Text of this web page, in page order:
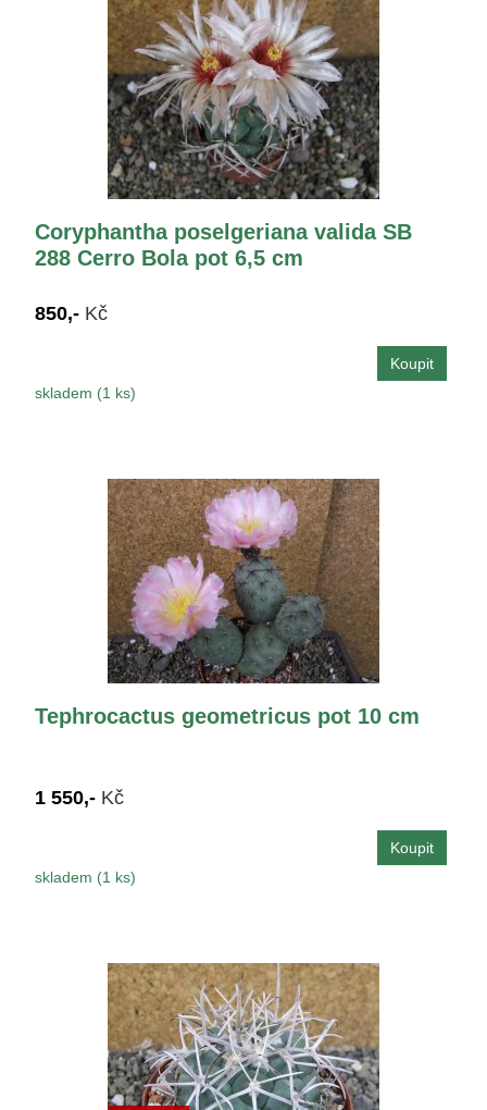
Coryphantha poselgeriana valida SB
288 Cerro Bola pot 6,5 cm
850,- Kč
skladem (1 ks)
Tephrocactus geometricus pot 10 cm
1 550,- Kč
skladem (1 ks)